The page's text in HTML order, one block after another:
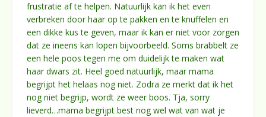
frustratie af te helpen. Natuurlijk kan ik het even
verbreken door haar op te pakken en te knuffelen en
een dikke kus te geven, maar ik kan er niet voor zorgen
dat ze ineens kan lopen bijvoorbeeld. Soms brabbelt ze
een hele poos tegen me om duidelijk te maken wat
haar dwars zit. Heel goed natuurlijk, maar mama
begrijpt het helaas nog niet. Zodra ze merkt dat ik het
nog niet begrijp, wordt ze weer boos. Tja, sorry
lieverd…mama begrijpt best nog wel wat van wat je